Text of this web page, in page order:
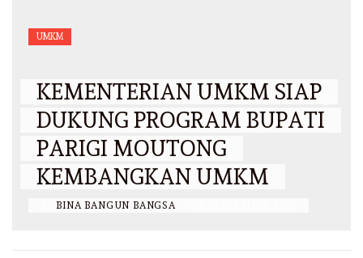
UMKM
KEMENTERIAN UMKM SIAP
DUKUNG PROGRAM BUPATI
PARIGI MOUTONG
KEMBANGKAN UMKM
BINA BANGUN BANGSA